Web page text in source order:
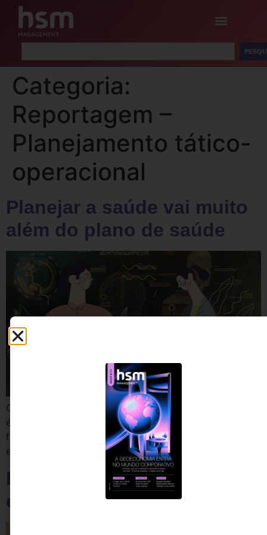
Categoria:
Reportagem –
Planejamento tático-
operacional
Planejar a saúde vai muito
além do plano de saúde
Contratar um plano de saúde não basta. A expectativa
é, cada vez mais, fazer uma gestão do bem-estar dos
funcionários (não apenas gestão dos custos de saúde),
e isso começa com um bom planejamento
Prepare-se para a
emergência climática